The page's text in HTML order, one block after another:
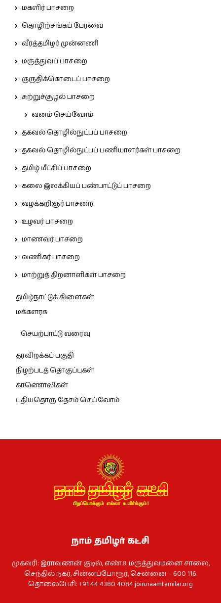
மகளிர் பாசறை
தொழிற்சங்கப் பேரவை
வீரத்தமிழர் முன்னணி
மருத்துவப் பாசறை
குருதிக்கொடைப் பாசறை
சுற்றுச்சூழல் பாசறை
வனம் செய்வோம்
தகவல் தொழில்நுட்பப் பாசறை.
தகவல் தொழில்நுட்பப் பணியாளர்கள் பாசறை
தமிழ் மீட்சிப் பாசறை
கலை இலக்கியப் பண்பாட்டுப் பாசறை
வழக்கறிஞர் பாசறை
உழவர் பாசறை
மாணவர் பாசறை
வணிகர் பாசறை
மாற்றுத் திறனாளிகள் பாசறை
தமிழ்நாட்டுக் கிளைகள்
மக்களரசு
செயற்பாட்டு வரைவு
தரவிறக்கப் பகுதி
நிழற்படத் தொகுப்புகள்
காணொலிகள்
புதியதொரு தேசம் செய்வோம்
நாம் தமிழர் கட்சி
முகவரி: இராவணன் குடில், எண்.8. மருத்துவமனை சாலை,
செந்தில் நகர், சின்னப்போரூர், சென்னை – 600 116.
தொலைபேசி: +91 44 4380 4084join.naamtamilar.org